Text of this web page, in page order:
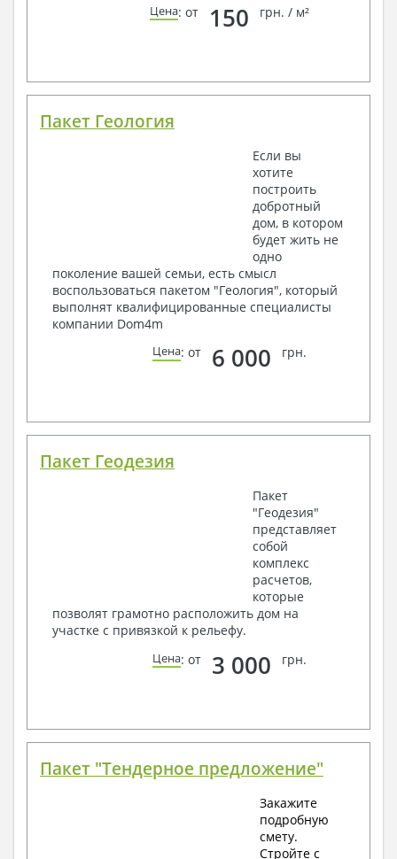
Цена: от 150 грн. / м²
Пакет Геология
Если вы
хотите
построить
добротный
дом, в котором
будет жить не
одно
поколение вашей семьи, есть смысл
воспользоваться пакетом "Геология", который
выполнят квалифицированные специалисты
компании Dom4m
Цена: от 6 000 грн.
Пакет Геодезия
Пакет
"Геодезия"
представляет
собой
комплекс
расчетов,
которые
позволят грамотно расположить дом на
участке с привязкой к рельефу.
Цена: от 3 000 грн.
Пакет "Тендерное предложение"
Закажите
подробную
смету.
Стройте с